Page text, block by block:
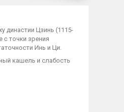
династии Цзинь (1115-
точки зрения
Инь и Ци.
кашель и слабость